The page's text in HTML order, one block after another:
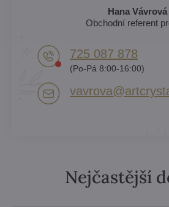
Hana Vávrová
Obchodní referent
725 087 878​
(Po-Pá 8:00-16:00)
Nejčastější